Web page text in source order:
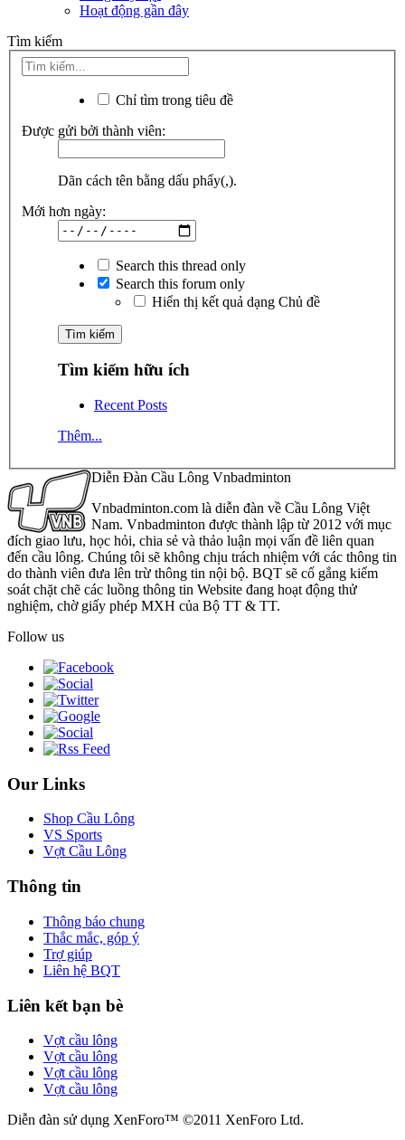
Hoạt động gần đây
Tìm kiếm
Chỉ tìm trong tiêu đề
Được gửi bởi thành viên:
Dãn cách tên bằng dấu phẩy(,).
Mới hơn ngày:
Search this thread only
Search this forum only
Hiển thị kết quả dạng Chủ đề
Tìm kiếm hữu ích
Recent Posts
Thêm...
Diễn Đàn Cầu Lông Vnbadminton
Vnbadminton.com là diễn đàn về Cầu Lông Việt
Nam. Vnbadminton được thành lập từ 2012 với mục
đích giao lưu, học hỏi, chia sẻ và thảo luận mọi vấn đề liên quan
đến cầu lông. Chúng tôi sẽ không chịu trách nhiệm với các thông tin
do thành viên đưa lên trừ thông tin nội bộ. BQT sẽ cố gắng kiểm
soát chặt chẽ các luồng thông tin Website đang hoạt động thử
nghiệm, chờ giấy phép MXH của Bộ TT & TT.
Follow us
Our Links
Shop Cầu Lông
VS Sports
Vợt Cầu Lông
Thông tin
Thông báo chung
Thắc mắc, góp ý
Trợ giúp
Liên hệ BQT
Liên kết bạn bè
Vợt cầu lông
Vợt cầu lông
Vợt cầu lông
Vợt cầu lông
Diễn đàn sử dụng XenForo™ ©2011 XenForo Ltd.